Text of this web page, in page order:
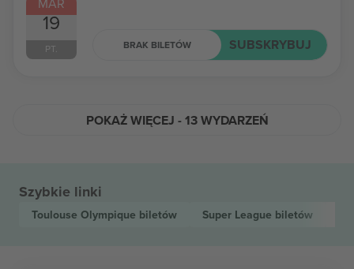
19
PT. BRAK BILETÓW SUBSKRYBUJ
POKAŻ WIĘCEJ - 13 WYDARZEŃ
Szybkie linki
Toulouse Olympique biletów Super League biletów